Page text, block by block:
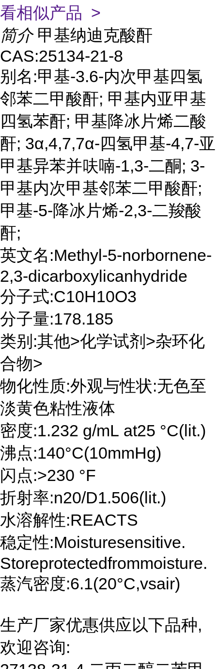
看相似产品 >
简介 甲基纳迪克酸酐
CAS:25134-21-8
别名:甲基-3.6-内次甲基四氢
邻苯二甲酸酐; 甲基内亚甲基
四氢苯酐; 甲基降冰片烯二酸
酐; 3α,4,7,7α-四氢甲基-4,7-亚
甲基异苯并呋喃-1,3-二酮; 3-
甲基内次甲基邻苯二甲酸酐;
甲基-5-降冰片烯-2,3-二羧酸
酐;
英文名:Methyl-5-norbornene-
2,3-dicarboxylicanhydride
分子式:C10H10O3
分子量:178.185
类别:其他>化学试剂>杂环化
合物>
物化性质:外观与性状:无色至
淡黄色粘性液体
密度:1.232 g/mL at25 °C(lit.)
沸点:140°C(10mmHg)
闪点:>230 °F
折射率:n20/D1.506(lit.)
水溶解性:REACTS
稳定性:Moisturesensitive.
Storeprotectedfrommoisture.
蒸汽密度:6.1(20°C,vsair)
生产厂家优惠供应以下品种,
欢迎咨询: